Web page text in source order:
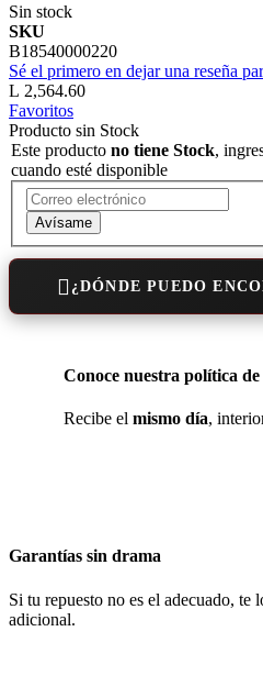
Sin stock
SKU
B18540000220
Sé el primero en dejar una reseña
L 2,564.60
Favoritos
Producto sin Stock
Este producto no tiene Stock,
cuando esté disponible
Avísame
¿DÓNDE PUEDO
Conoce nuestra política de
Recibe el mismo día,
Garantías sin drama
Si tu repuesto no es el adecuado, te
adicional.